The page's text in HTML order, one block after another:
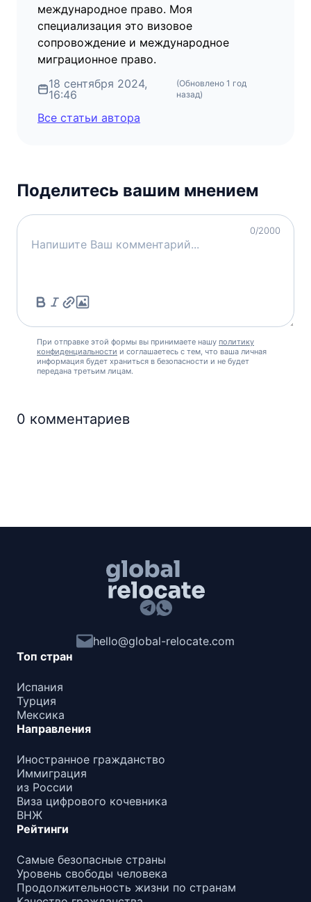
международное право. Моя
специализация это визовое
сопровождение и международное
миграционное право.
18 сентября 2024,
16:46
(Обновлено1 год
назад)
Все статьи автора
Поделитесь вашим мнением
0/2000
При отправке этой формы вы принимаете нашу политику
конфиденциальности и соглашаетесь с тем, что ваша личная
информация будет храниться в безопасности и не будет
передана третьим лицам.
0 комментариев
hello@global-relocate.com
Топ стран
Испания
Турция
Мексика
Направления
Иностранное гражданство
Иммиграция
из России
Виза цифрового кочевника
ВНЖ
Рейтинги
Самые безопасные страны
Уровень свободы человека
Продолжительность жизни по странам